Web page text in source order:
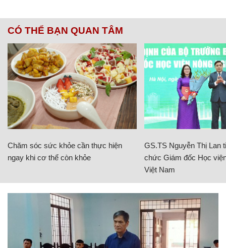
CÓ THỂ BẠN QUAN TÂM
Chăm sóc sức khỏe cần thực hiện
ngay khi cơ thể còn khỏe
GS.TS Nguyễn Thị Lan
chức Giám đốc Học
Việt Nam